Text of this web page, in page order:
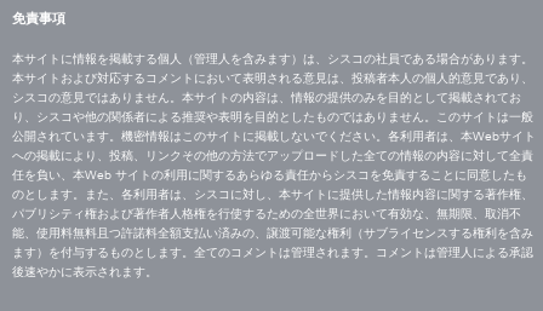
免責事項
本サイトに情報を掲載する個人（管理人を含みます）は、シスコの社員である場合があります。
本サイトおよび対応するコメントにおいて表明される意見は、投稿者本人の個人的意見であり、
シスコの意見ではありません。本サイトの内容は、情報の提供のみを目的として掲載されてお
り、シスコや他の関係者による推奨や表明を目的としたものではありません。このサイトは一般
公開されています。機密情報はこのサイトに掲載しないでください。各利用者は、本Webサイト
への掲載により、投稿、リンクその他の方法でアップロードした全ての情報の内容に対して全責
任を負い、本Web サイトの利用に関するあらゆる責任からシスコを免責することに同意したも
のとします。また、各利用者は、シスコに対し、本サイトに提供した情報内容に関する著作権、
パブリシティ権および著作者人格権を行使するための全世界において有効な、無期限、取消不
能、使用料無料且つ許諾料全額支払い済みの、譲渡可能な権利（サブライセンスする権利を含み
ます）を付与するものとします。全てのコメントは管理されます。コメントは管理人による承認
後速やかに表示されます。